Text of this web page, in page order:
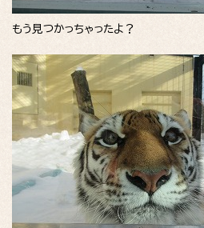
もう見つかっちゃったよ？